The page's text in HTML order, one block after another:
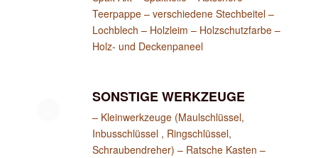
Teerpappe – verschiedene Stechbeitel –
Lochblech – Holzleim – Holzschutzfarbe –
Holz- und Deckenpaneel
SONSTIGE WERKZEUGE
– Kleinwerkzeuge (Maulschlüssel,
Inbusschlüssel , Ringschlüssel,
Schraubendreher) – Ratsche Kasten –